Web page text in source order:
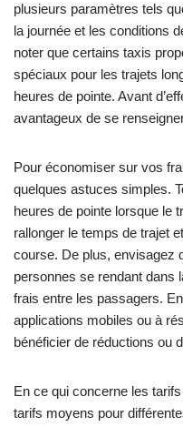
plusieurs paramètres tels
la journée et les conditions
noter que certains taxis
spéciaux pour les trajets
heures de pointe. Avant
avantageux de se
Pour économiser sur vos
quelques astuces simples.
heures de pointe lorsque le
rallonger le temps de trajet
course. De plus, envisagez
personnes se rendant dans
frais entre les passagers.
applications mobiles ou à
bénéficier de réductions ou
En ce qui concerne les
tarifs moyens pour